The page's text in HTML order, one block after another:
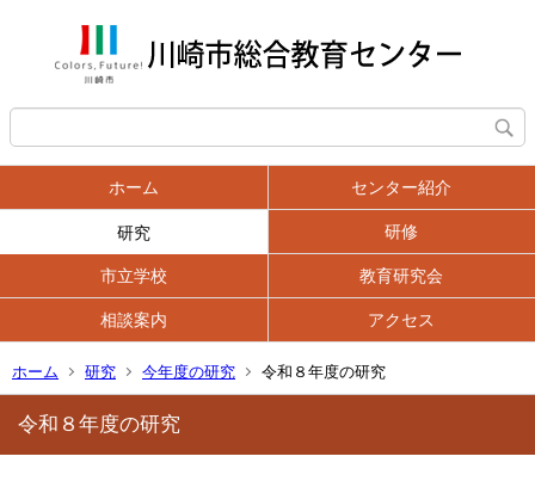
ホーム センター紹介
研究 研修
市立学校 教育研究会
相談案内 アクセス
ホーム 研究 今年度の研究 令和８年度の研究
令和８年度の研究